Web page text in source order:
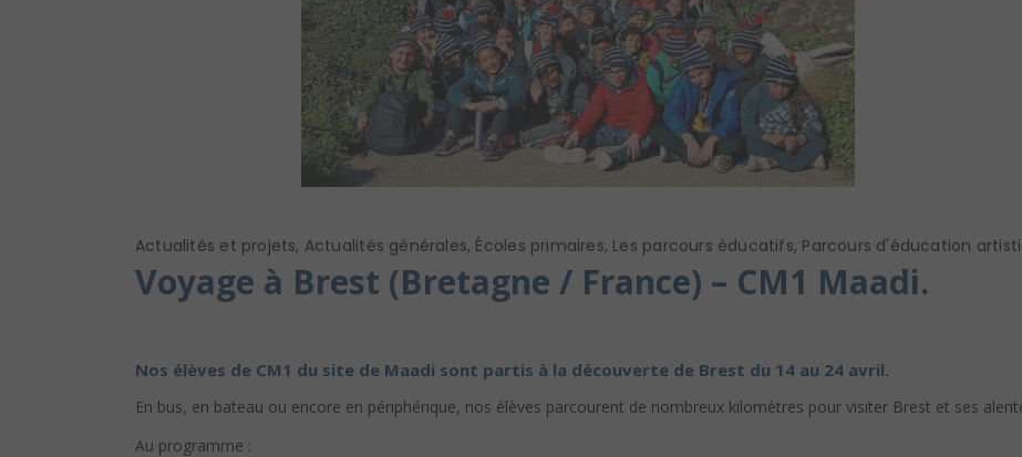
Actualités et projets, Actualités générales, Écoles primaires, Les parcours éducatifs, Parcours d'éducation
Voyage à Brest (Bretagne / France) – CM1 Maadi.
Nos élèves de CM1 du site de Maadi sont partis à la découverte de Brest du 14 au 24 avril.
En bus, en bateau ou encore en périphérique, nos élèves parcourent de nombreux kilomètres pour visiter Brest et ses
Au programme :